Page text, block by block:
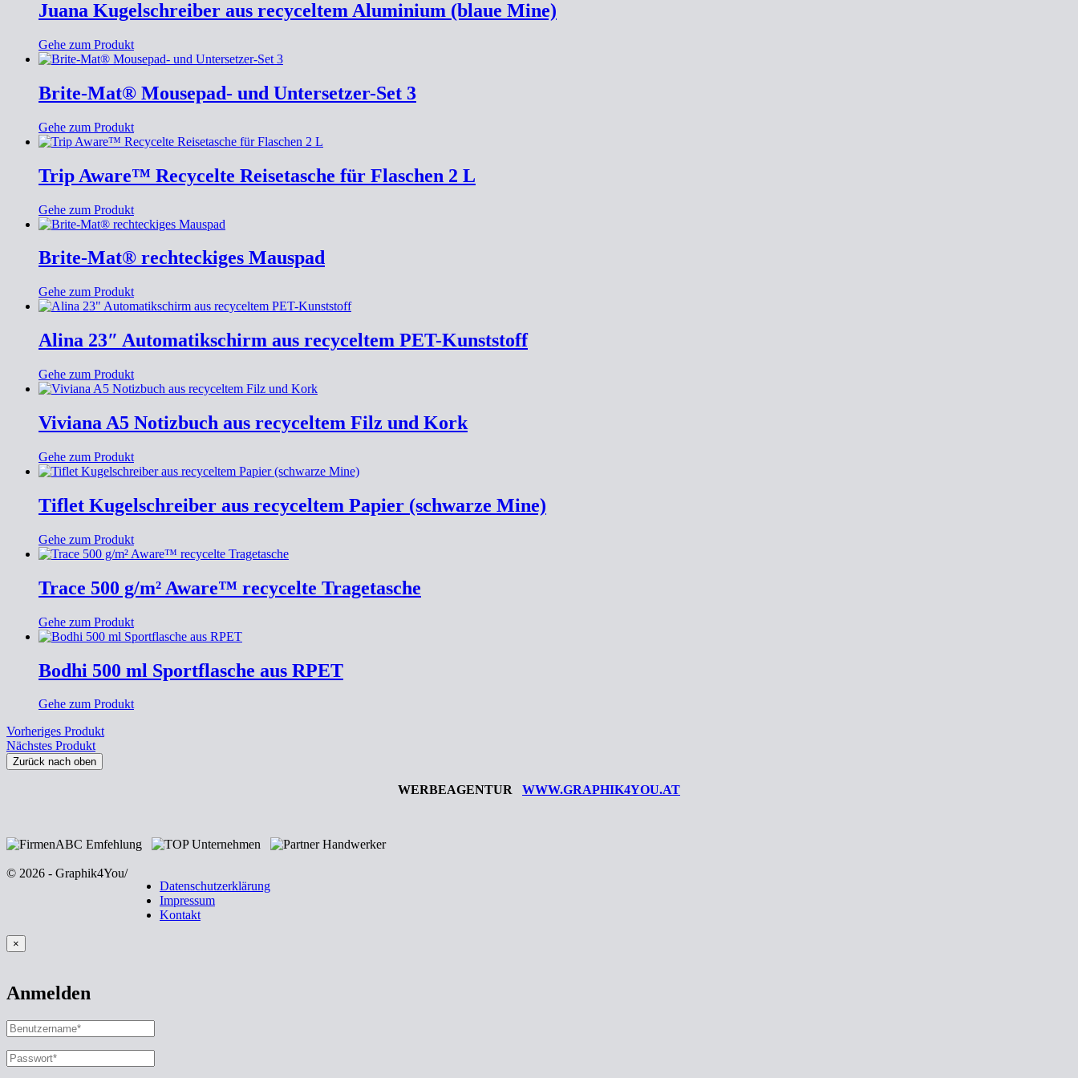
Juana Kugelschreiber aus recyceltem Aluminium (blaue Mine)
Gehe zum Produkt
Brite-Mat® Mousepad- und Untersetzer-Set 3
Gehe zum Produkt
Trip Aware™ Recycelte Reisetasche für Flaschen 2 L
Gehe zum Produkt
Brite-Mat® rechteckiges Mauspad
Gehe zum Produkt
Alina 23″ Automatikschirm aus recyceltem PET-Kunststoff
Gehe zum Produkt
Viviana A5 Notizbuch aus recyceltem Filz und Kork
Gehe zum Produkt
Tiflet Kugelschreiber aus recyceltem Papier (schwarze Mine)
Gehe zum Produkt
Trace 500 g/m² Aware™ recycelte Tragetasche
Gehe zum Produkt
Bodhi 500 ml Sportflasche aus RPET
Gehe zum Produkt
Vorheriges Produkt
Nächstes Produkt
Zurück nach oben
WERBEAGENTUR WWW.GRAPHIK4YOU.AT
© 2026 - Graphik4You/
Datenschutzerklärung
Impressum
Kontakt
×
Anmelden
BENUTZERNAME
ODER
E-
MAIL-
PASSWORT
ERFORDERLICH